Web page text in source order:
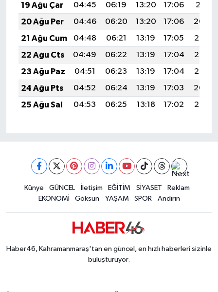
19 Ağu Çar
04:45 06:19 13:20 17:06
20:11
20 Ağu Per
04:46 06:20 13:20 17:06
20:09
21 Ağu Cum
04:48 06:21 13:19 17:05
20:08
22 Ağu Cts
04:49 06:22 13:19 17:04
20:07
23 Ağu Paz
04:51 06:23 13:19 17:04
20:05
24 Ağu Pts
04:52 06:24 13:19 17:03
20:04
25 Ağu Sal
04:53 06:25 13:18 17:02 20:02
Künye GÜNCEL İletişim EĞİTİM SİYASET
Reklam
EKONOMİ
Göksun YAŞAM SPOR Andırın
Haber46, Kahramanmaraş'tan en güncel, en hızlı haberleri sizinle
buluşturuyor.
TANITIM
HABERDE İNSAN